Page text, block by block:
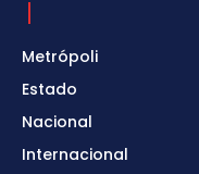
Metrópoli
Estado
Nacional
Internacional